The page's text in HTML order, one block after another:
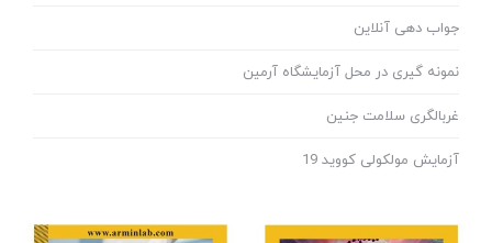
جواب دهی آنلاین
نمونه گیری در محل آزمایشگاه آرمین
غربالگری سلامت جنین
آزمایش مولکولی کووید 19